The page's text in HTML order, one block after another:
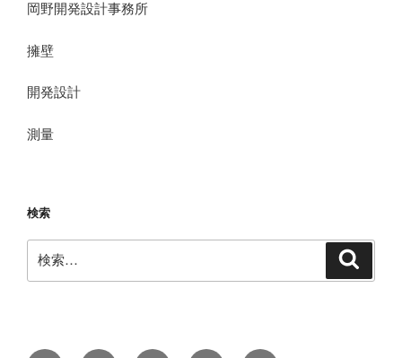
岡野開発設計事務所
擁壁
開発設計
測量
検索
索: